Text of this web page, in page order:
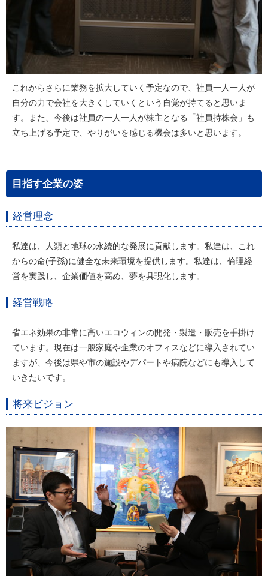
これからさらに業務を拡大していく予定なので、社員一人一人が
自分の力で会社を大きくしていくという自覚が持てると思いま
す。また、今後は社員の一人一人が株主となる「社員持株会」も
立ち上げる予定で、やりがいを感じる機会は多いと思います。
目指す企業の姿
経営理念
私達は、人類と地球の永続的な発展に貢献します。私達は、これ
からの命(子孫)に健全な未来環境を提供します。私達は、倫理経
営を実践し、企業価値を高め、夢を具現化します。
経営戦略
省エネ効果の非常に高いエコウィンの開発・製造・販売を手掛け
ています。現在は一般家庭や企業のオフィスなどに導入されてい
ますが、今後は県や市の施設やデパートや病院などにも導入して
いきたいです。
将来ビジョン